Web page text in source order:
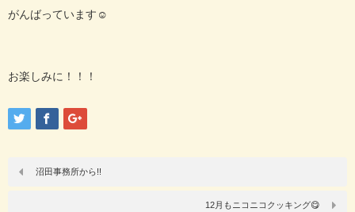
がんばっています☺
お楽しみに！！！
沼田事務所から!!
12月もニコニコクッキング😋